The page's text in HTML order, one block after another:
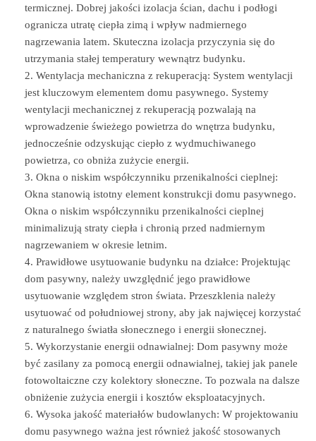
termicznej. Dobrej jakości izolacja ścian, dachu i podłogi
ogranicza utratę ciepła zimą i wpływ nadmiernego
nagrzewania latem. Skuteczna izolacja przyczynia się do
utrzymania stałej temperatury wewnątrz budynku.
Wentylacja mechaniczna z rekuperacją: System wentylacji
jest kluczowym elementem domu pasywnego. Systemy
wentylacji mechanicznej z rekuperacją pozwalają na
wprowadzenie świeżego powietrza do wnętrza budynku,
jednocześnie odzyskując ciepło z wydmuchiwanego
powietrza, co obniża zużycie energii.
Okna o niskim współczynniku przenikalności cieplnej:
Okna stanowią istotny element konstrukcji domu pasywnego.
Okna o niskim współczynniku przenikalności cieplnej
minimalizują straty ciepła i chronią przed nadmiernym
nagrzewaniem w okresie letnim.
Prawidłowe usytuowanie budynku na działce: Projektując
dom pasywny, należy uwzględnić jego prawidłowe
usytuowanie względem stron świata. Przeszklenia należy
usytuować od południowej strony, aby jak najwięcej korzystać
z naturalnego światła słonecznego i energii słonecznej.
Wykorzystanie energii odnawialnej: Dom pasywny może
być zasilany za pomocą energii odnawialnej, takiej jak panele
fotowoltaiczne czy kolektory słoneczne. To pozwala na dalsze
obniżenie zużycia energii i kosztów eksploatacyjnych.
Wysoka jakość materiałów budowlanych: W projektowaniu
domu pasywnego ważna jest również jakość stosowanych